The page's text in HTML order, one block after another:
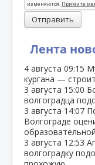
Лента
4 августа 09:15
кургана —
3 августа 15:00
волгоградца
3 августа 14:07
Волгограде
3 августа 12:53
волгоградку
Отправить